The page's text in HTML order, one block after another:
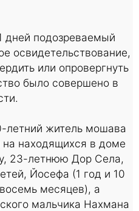
дней подозреваемый
освидетельствование,
или опровергнуть
было совершено в
летний житель мошава
находящихся в доме
23-летнюю Дор Села,
Йосефа (1 год и 10
месяцев), а
мальчика Нахмана